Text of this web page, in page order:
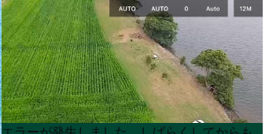
Product
Product